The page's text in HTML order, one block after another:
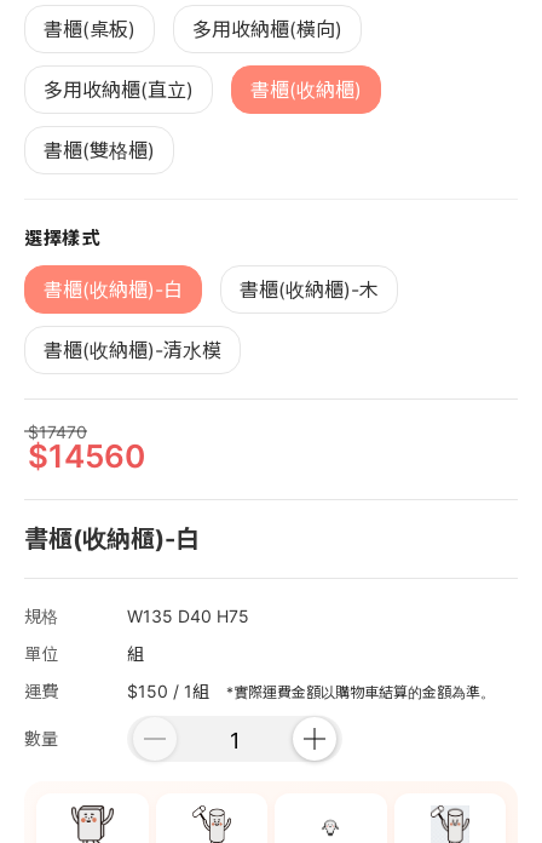
書櫃(桌板) 多用收納櫃(橫向)
多用收納櫃(直立) 書櫃(收納櫃)
書櫃(雙格櫃)
選擇樣式
書櫃(收納櫃)-白 書櫃(收納櫃)-木
書櫃(收納櫃)-清水模
17470
14560
書櫃(收納櫃)-白
規格
W135 D40 H75
單位
組
運費
$150 / 1組 *實際運費金額以購物車結算的金額為準。
數量